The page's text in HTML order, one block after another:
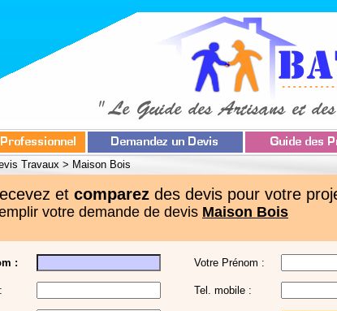
Travaux > Maison Bois
et comparez des devis pour votre
votre demande de devis Maison Bois
: Votre Prénom :
Tel. mobile :